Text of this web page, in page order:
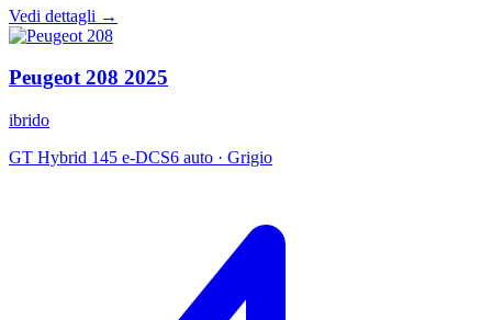
Vedi dettagli →
Peugeot208 2025
ibrido
GT Hybrid 145 e-DCS6 auto · Grigio